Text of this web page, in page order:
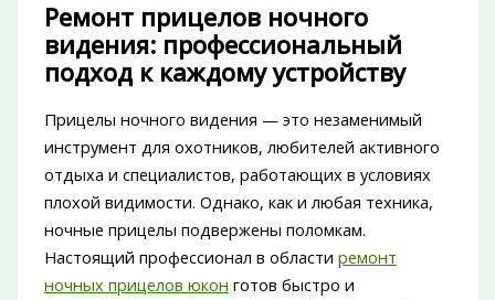
Ремонт прицелов ночного
видения: профессиональный
подход к каждому устройству
Прицелы ночного видения — это незаменимый
инструмент для охотников, любителей активного
отдыха и специалистов, работающих в условиях
плохой видимости. Однако, как и любая техника,
ночные прицелы подвержены поломкам.
Настоящий профессионал в области ремонт
ночных прицелов юкон готов быстро и